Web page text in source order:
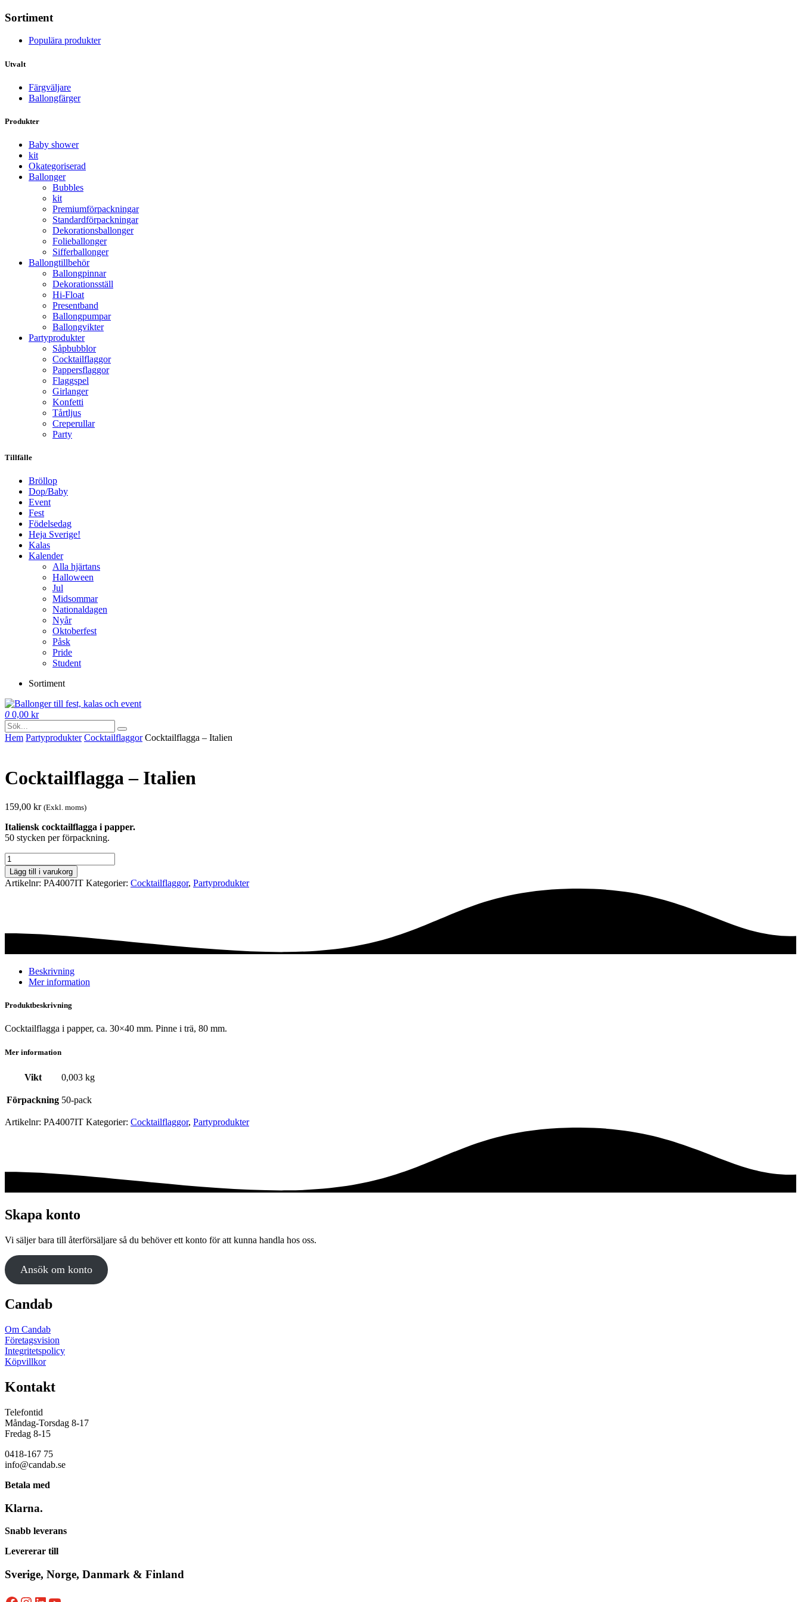
Sortiment
Populära produkter
Utvalt
Färgväljare
Ballongfärger
Produkter
Baby shower
kit
Okategoriserad
Ballonger
Bubbles
kit
Premium­förpackningar
Standard­­förpackningar
Dekorations­ballonger
Folie­­­ballonger
Siffer­­ballonger
Ballong­tillbehör
Ballongpinnar
Dekorationsställ
Hi-Float
Presentband
Ballongpumpar
Ballong­vikter
Party­­produkter
Såpbubblor
Cocktail­flaggor
Pappers­flaggor
Flaggspel
Girlanger
Konfetti
Tårtljus
Creperullar
Party
Tillfälle
Bröllop
Dop/Baby
Event
Fest
Födelsedag
Heja Sverige!
Kalas
Kalender
Alla hjärtans
Halloween
Jul
Midsommar
Nationaldagen
Nyår
Oktoberfest
Påsk
Pride
Student
Sortiment
0 0,00 kr
Hem Party­­produkter Cocktail­flaggor Cocktailflagga – Italien
Cocktailflagga – Italien
159,00 kr (Exkl. moms)
Italiensk cocktailflagga i papper.
50 stycken per förpackning.
Cocktailflagga
-
Italien
mängd
Lägg till i varukorg
Artikelnr: PA4007IT Kategorier: Cocktail­flaggor, Party­­produkter
Beskrivning
Mer information
Produktbeskrivning
Cocktailflagga i papper, ca. 30×40 mm. Pinne i trä, 80 mm.
Mer information
Vikt 0,003 kg
Förpackning 50-pack
Artikelnr: PA4007IT Kategorier: Cocktail­flaggor, Party­­produkter
Skapa konto
Vi säljer bara till återförsäljare så du behöver ett konto för att kunna handla hos oss.
Ansök om konto
Candab
Om Candab
Företagsvision
Integritetspolicy
Köpvillkor
Kontakt
Telefontid
Måndag-Torsdag 8-17
Fredag 8-15
0418-167 75
info@candab.se
Betala med
Klarna.
Snabb leverans
Levererar till
Sverige, Norge, Danmark & Finland